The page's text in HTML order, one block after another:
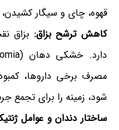
قهوه، چای و سیگار
کاهش ترشح بزاق: بزاق
مصرف برخی داروها،
شود، زمینه را برای تجمع
ساختار دندان و عوامل